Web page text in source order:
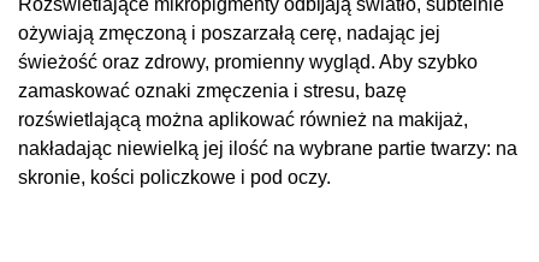
Rozświetlające mikropigmenty odbĳają światło, subtelnie
ożywiają zmęczoną i poszarzałą cerę, nadając jej
świeżość oraz zdrowy, promienny wygląd. Aby szybko
zamaskować oznaki zmęczenia i stresu, bazę
rozświetlającą można aplikować również na makĳaż,
nakładając niewielką jej ilość na wybrane partie twarzy: na
skronie, kości policzkowe i pod oczy.